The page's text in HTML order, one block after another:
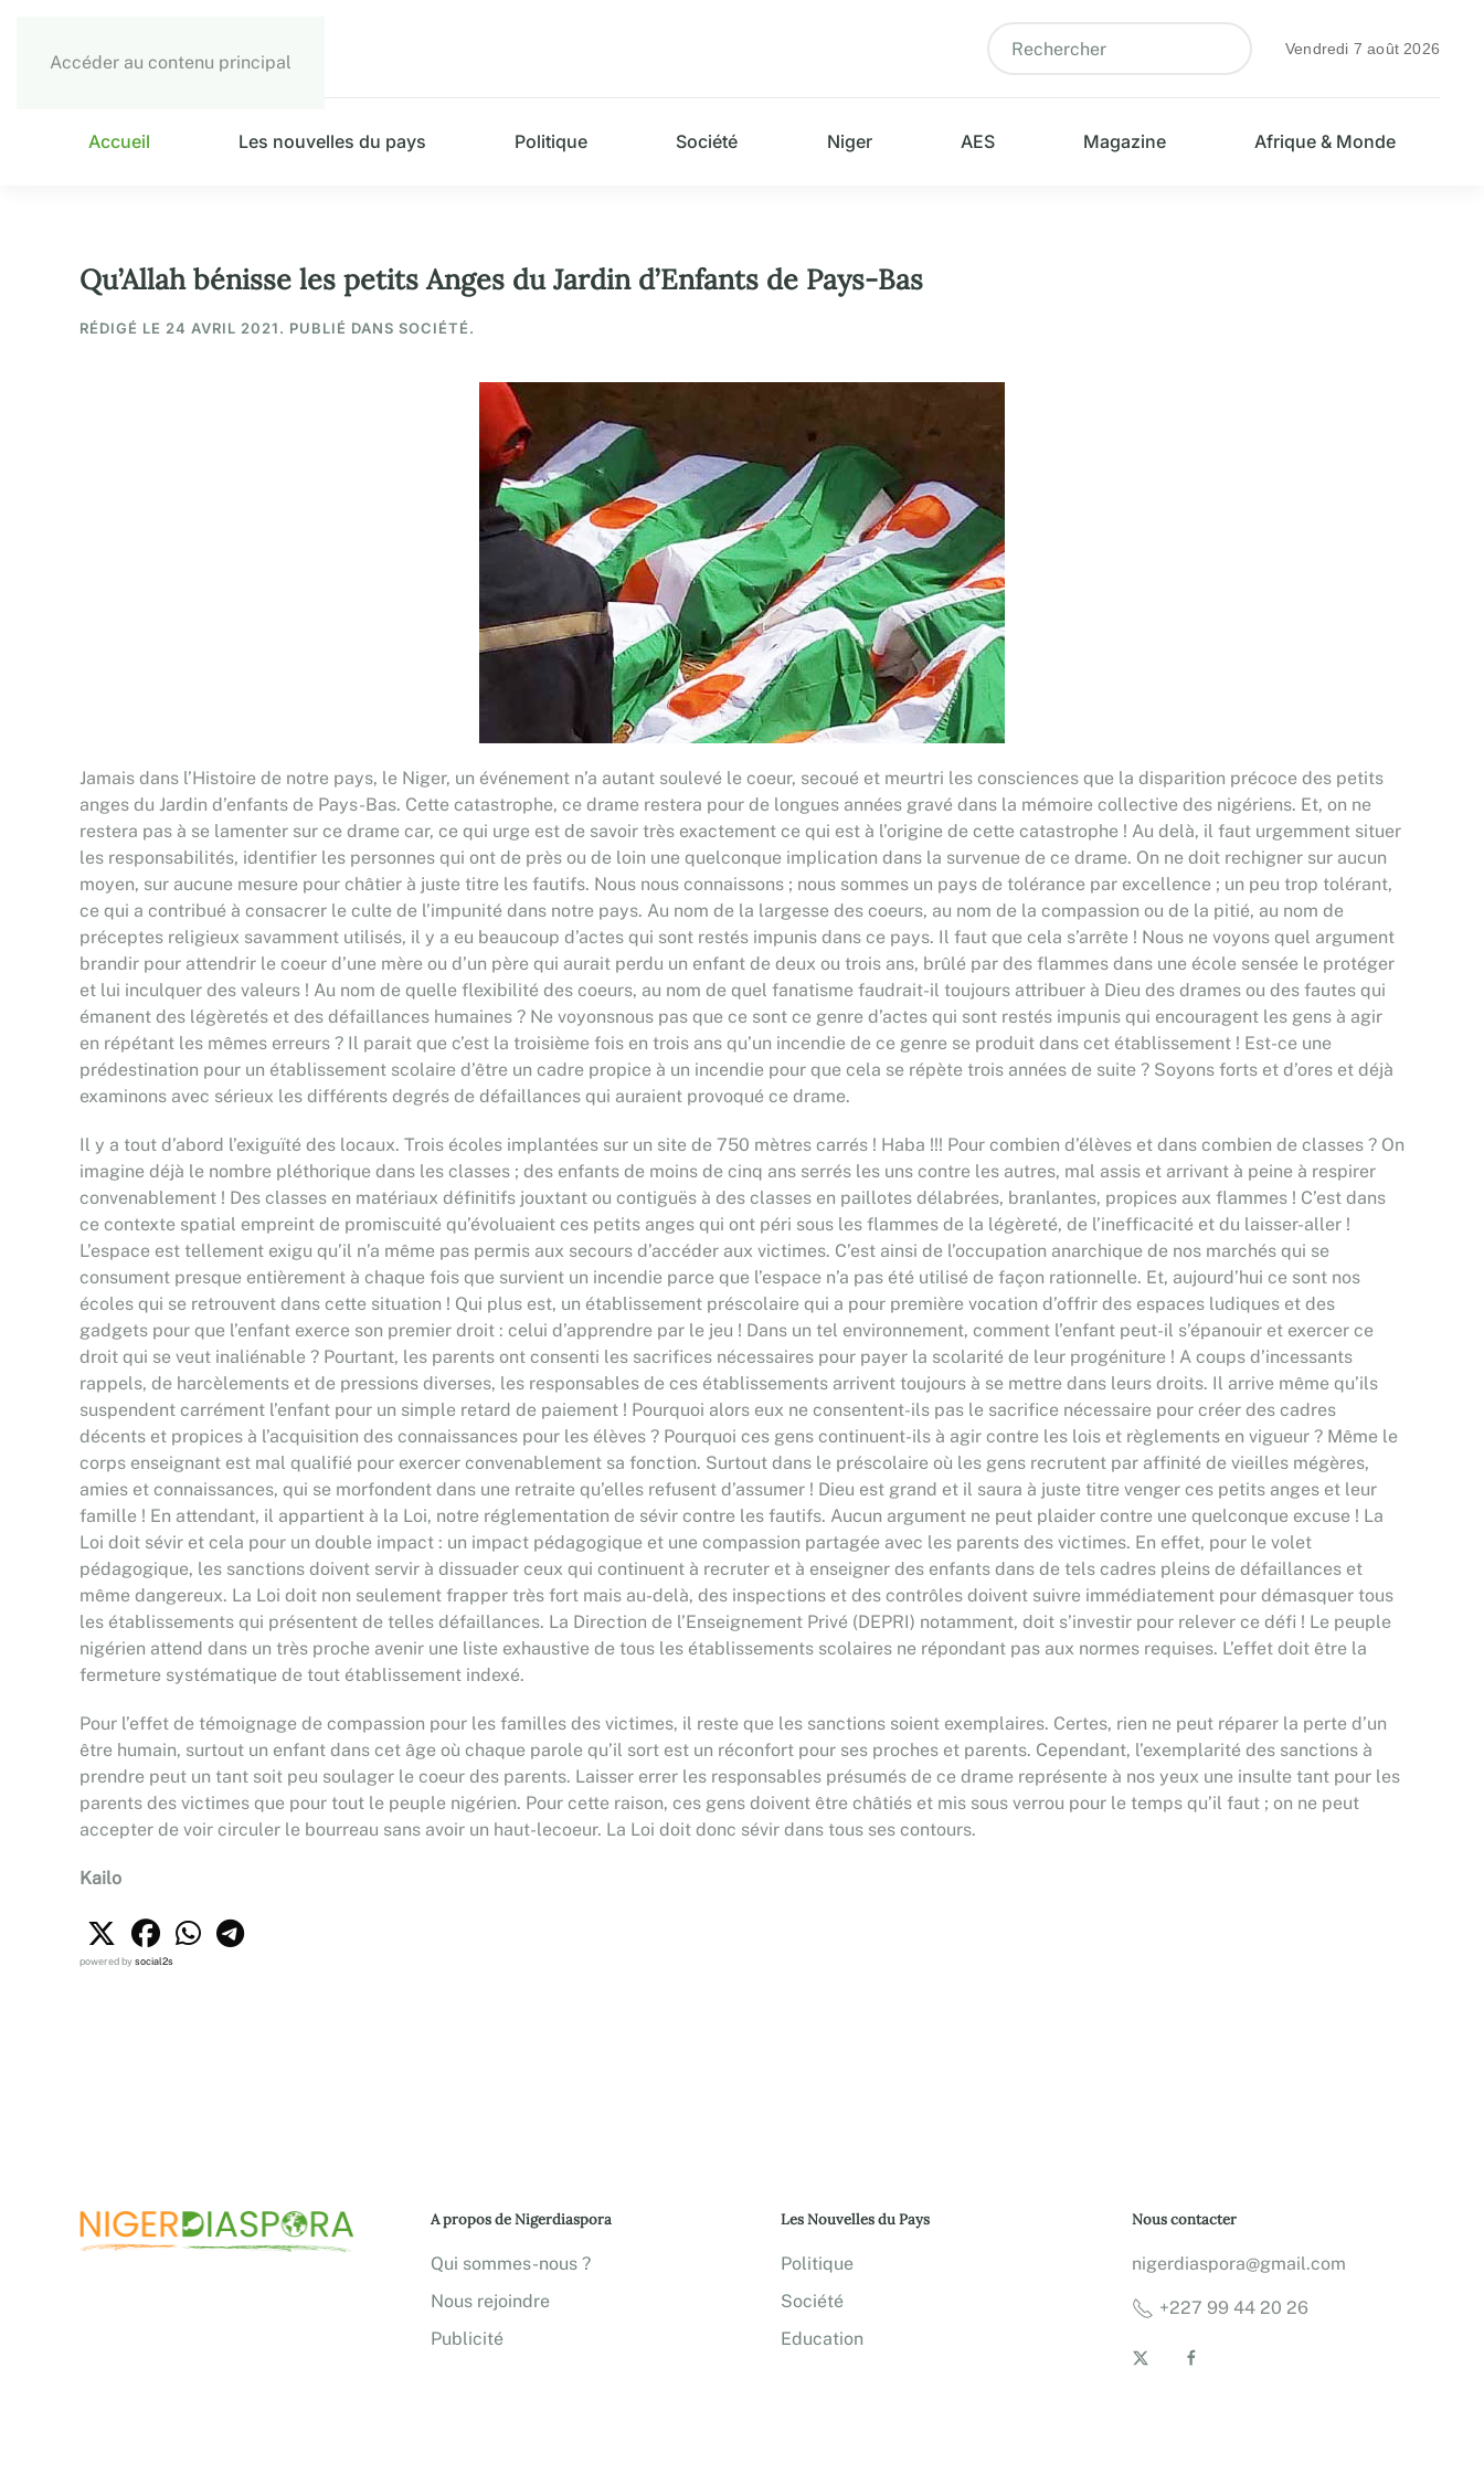
Accéder au contenu principal
Vendredi 7 août 2026
Accueil Les nouvelles du pays Politique Société Niger AES Magazine Afrique & Monde
Qu’Allah bénisse les petits Anges du Jardin d’Enfants de Pays-Bas
RÉDIGÉ LE 24 AVRIL 2021. PUBLIÉ DANS SOCIÉTÉ.
Jamais dans l’Histoire de notre pays, le Niger, un événement n’a autant soulevé le coeur, secoué et meurtri les consciences que la disparition précoce des petits
anges du Jardin d’enfants de Pays-Bas. Cette catastrophe, ce drame restera pour de longues années gravé dans la mémoire collective des nigériens. Et, on ne
restera pas à se lamenter sur ce drame car, ce qui urge est de savoir très exactement ce qui est à l’origine de cette catastrophe ! Au delà, il faut urgemment situer
les responsabilités, identifier les personnes qui ont de près ou de loin une quelconque implication dans la survenue de ce drame. On ne doit rechigner sur aucun
moyen, sur aucune mesure pour châtier à juste titre les fautifs. Nous nous connaissons ; nous sommes un pays de tolérance par excellence ; un peu trop tolérant,
ce qui a contribué à consacrer le culte de l’impunité dans notre pays. Au nom de la largesse des coeurs, au nom de la compassion ou de la pitié, au nom de
préceptes religieux savamment utilisés, il y a eu beaucoup d’actes qui sont restés impunis dans ce pays. Il faut que cela s’arrête ! Nous ne voyons quel argument
brandir pour attendrir le coeur d’une mère ou d’un père qui aurait perdu un enfant de deux ou trois ans, brûlé par des flammes dans une école sensée le protéger
et lui inculquer des valeurs ! Au nom de quelle flexibilité des coeurs, au nom de quel fanatisme faudrait-il toujours attribuer à Dieu des drames ou des fautes qui
émanent des légèretés et des défaillances humaines ? Ne voyonsnous pas que ce sont ce genre d’actes qui sont restés impunis qui encouragent les gens à agir
en répétant les mêmes erreurs ? Il parait que c’est la troisième fois en trois ans qu’un incendie de ce genre se produit dans cet établissement ! Est-ce une
prédestination pour un établissement scolaire d’être un cadre propice à un incendie pour que cela se répète trois années de suite ? Soyons forts et d’ores et déjà
examinons avec sérieux les différents degrés de défaillances qui auraient provoqué ce drame.
Il y a tout d’abord l’exiguïté des locaux. Trois écoles implantées sur un site de 750 mètres carrés ! Haba !!! Pour combien d’élèves et dans combien de classes ? On
imagine déjà le nombre pléthorique dans les classes ; des enfants de moins de cinq ans serrés les uns contre les autres, mal assis et arrivant à peine à respirer
convenablement ! Des classes en matériaux définitifs jouxtant ou contiguës à des classes en paillotes délabrées, branlantes, propices aux flammes ! C’est dans
ce contexte spatial empreint de promiscuité qu’évoluaient ces petits anges qui ont péri sous les flammes de la légèreté, de l’inefficacité et du laisser-aller !
L’espace est tellement exigu qu’il n’a même pas permis aux secours d’accéder aux victimes. C’est ainsi de l’occupation anarchique de nos marchés qui se
consument presque entièrement à chaque fois que survient un incendie parce que l’espace n’a pas été utilisé de façon rationnelle. Et, aujourd’hui ce sont nos
écoles qui se retrouvent dans cette situation ! Qui plus est, un établissement préscolaire qui a pour première vocation d’offrir des espaces ludiques et des
gadgets pour que l’enfant exerce son premier droit : celui d’apprendre par le jeu ! Dans un tel environnement, comment l’enfant peut-il s’épanouir et exercer ce
droit qui se veut inaliénable ? Pourtant, les parents ont consenti les sacrifices nécessaires pour payer la scolarité de leur progéniture ! A coups d’incessants
rappels, de harcèlements et de pressions diverses, les responsables de ces établissements arrivent toujours à se mettre dans leurs droits. Il arrive même qu’ils
suspendent carrément l’enfant pour un simple retard de paiement ! Pourquoi alors eux ne consentent-ils pas le sacrifice nécessaire pour créer des cadres
décents et propices à l’acquisition des connaissances pour les élèves ? Pourquoi ces gens continuent-ils à agir contre les lois et règlements en vigueur ? Même le
corps enseignant est mal qualifié pour exercer convenablement sa fonction. Surtout dans le préscolaire où les gens recrutent par affinité de vieilles mégères,
amies et connaissances, qui se morfondent dans une retraite qu’elles refusent d’assumer ! Dieu est grand et il saura à juste titre venger ces petits anges et leur
famille ! En attendant, il appartient à la Loi, notre réglementation de sévir contre les fautifs. Aucun argument ne peut plaider contre une quelconque excuse ! La
Loi doit sévir et cela pour un double impact : un impact pédagogique et une compassion partagée avec les parents des victimes. En effet, pour le volet
pédagogique, les sanctions doivent servir à dissuader ceux qui continuent à recruter et à enseigner des enfants dans de tels cadres pleins de défaillances et
même dangereux. La Loi doit non seulement frapper très fort mais au-delà, des inspections et des contrôles doivent suivre immédiatement pour démasquer tous
les établissements qui présentent de telles défaillances. La Direction de l’Enseignement Privé (DEPRI) notamment, doit s’investir pour relever ce défi ! Le peuple
nigérien attend dans un très proche avenir une liste exhaustive de tous les établissements scolaires ne répondant pas aux normes requises. L’effet doit être la
fermeture systématique de tout établissement indexé.
Pour l’effet de témoignage de compassion pour les familles des victimes, il reste que les sanctions soient exemplaires. Certes, rien ne peut réparer la perte d’un
être humain, surtout un enfant dans cet âge où chaque parole qu’il sort est un réconfort pour ses proches et parents. Cependant, l’exemplarité des sanctions à
prendre peut un tant soit peu soulager le coeur des parents. Laisser errer les responsables présumés de ce drame représente à nos yeux une insulte tant pour les
parents des victimes que pour tout le peuple nigérien. Pour cette raison, ces gens doivent être châtiés et mis sous verrou pour le temps qu’il faut ; on ne peut
accepter de voir circuler le bourreau sans avoir un haut-lecoeur. La Loi doit donc sévir dans tous ses contours.
Kailo
powered bysocial2s
A propos de Nigerdiaspora
Qui sommes-nous ?
Nous rejoindre
Publicité
Les Nouvelles du Pays
Politique
Société
Education
Nous contacter
nigerdiaspora@gmail.com
+227 99 44 20 26